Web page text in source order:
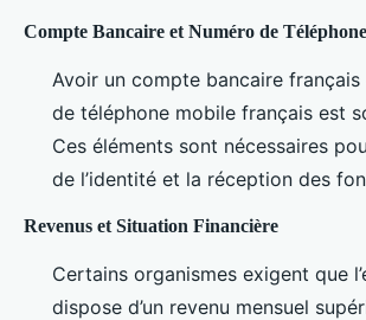
Compte Bancaire et Numéro de Téléphone
Avoir un compte bancaire français
de téléphone mobile français est
Ces éléments sont nécessaires
de l’identité et la réception des
Revenus et Situation Financière
Certains organismes exigent que
dispose d’un revenu mensuel